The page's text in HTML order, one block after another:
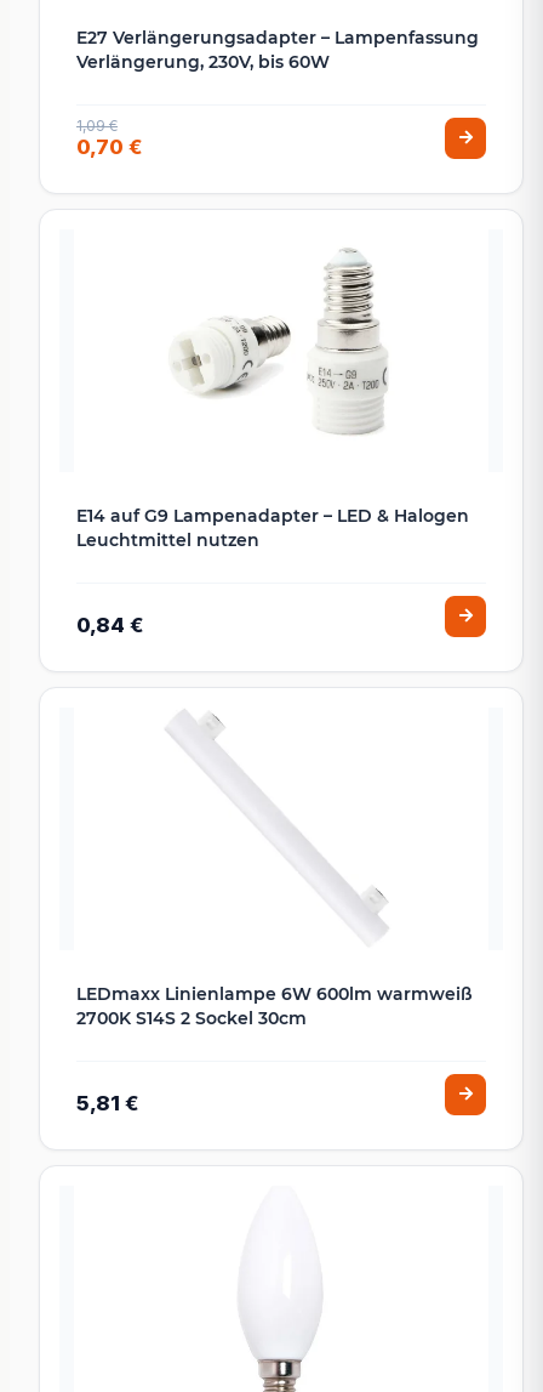
E27 Verlängerungsadapter – Lampenfassung
Verlängerung, 230V, bis 60W
1,09 €
0,70 €
E14 auf G9 Lampenadapter – LED & Halogen
Leuchtmittel nutzen
0,84 €
LEDmaxx Linienlampe 6W 600lm warmweiß
2700K S14S 2 Sockel 30cm
5,81 €